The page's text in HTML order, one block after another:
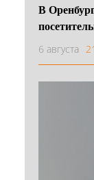
В
6 августа